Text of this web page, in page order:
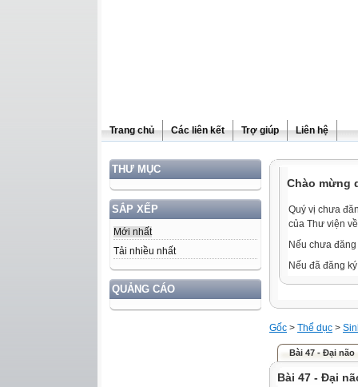
Trang chủ Các liên kết Trợ giúp Liên hệ
THƯ MỤC
SẮP XẾP
Mới nhất
Tải nhiều nhất
QUẢNG CÁO
Chào mừng
Quý vị chưa
của Thư viện
Nếu chưa
Nếu đã đăng
Gốc > Thể dục >
Bài 47 - Đại não
Bài 47 - Đại